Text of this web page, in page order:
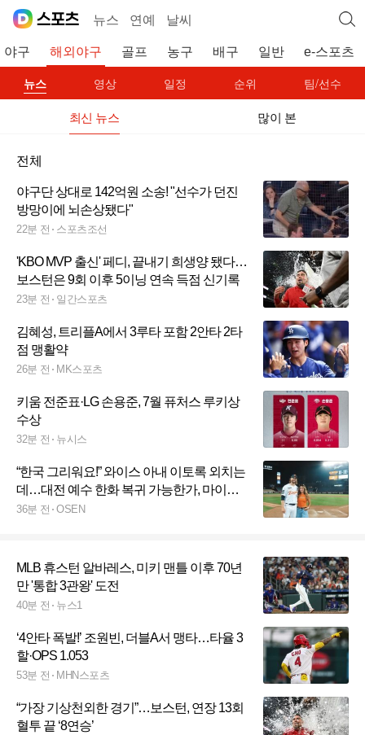
뉴스 연예 날씨
야구 해외야구 골프 농구 배구 일반 e-스포츠
뉴스 영상 일정 순위 팀/선수
최신 뉴스 많이 본
전체
야구단 상대로 142억원 소송! "선수가 던진
방망이에 뇌손상됐다"
22분 전 스포츠조선
'KBO MVP 출신' 페디, 끝내기 희생양 됐다…
보스턴은 9회 이후 5이닝 연속 득점 신기록
23분 전 일간스포츠
김혜성, 트리플A에서 3루타 포함 2안타 2타
점 맹활약
26분 전 MK스포츠
키움 전준표·LG 손용준, 7월 퓨처스 루키상
수상
32분 전 뉴시스
“한국 그리워요!” 와이스 아내 이토록 외치는
데…대전 예수 한화 복귀 가능한가, 마이너
ERA 6.15→5.85 낮췄다
36분 전 OSEN
MLB 휴스턴 알바레스, 미키 맨틀 이후 70년
만 '통합 3관왕' 도전
40분 전 뉴스1
‘4안타 폭발!’ 조원빈, 더블A서 맹타…타율 3
할·OPS 1.053
53분 전 MHN스포츠
“가장 기상천외한 경기”…보스턴, 연장 13회
혈투 끝 ‘8연승’